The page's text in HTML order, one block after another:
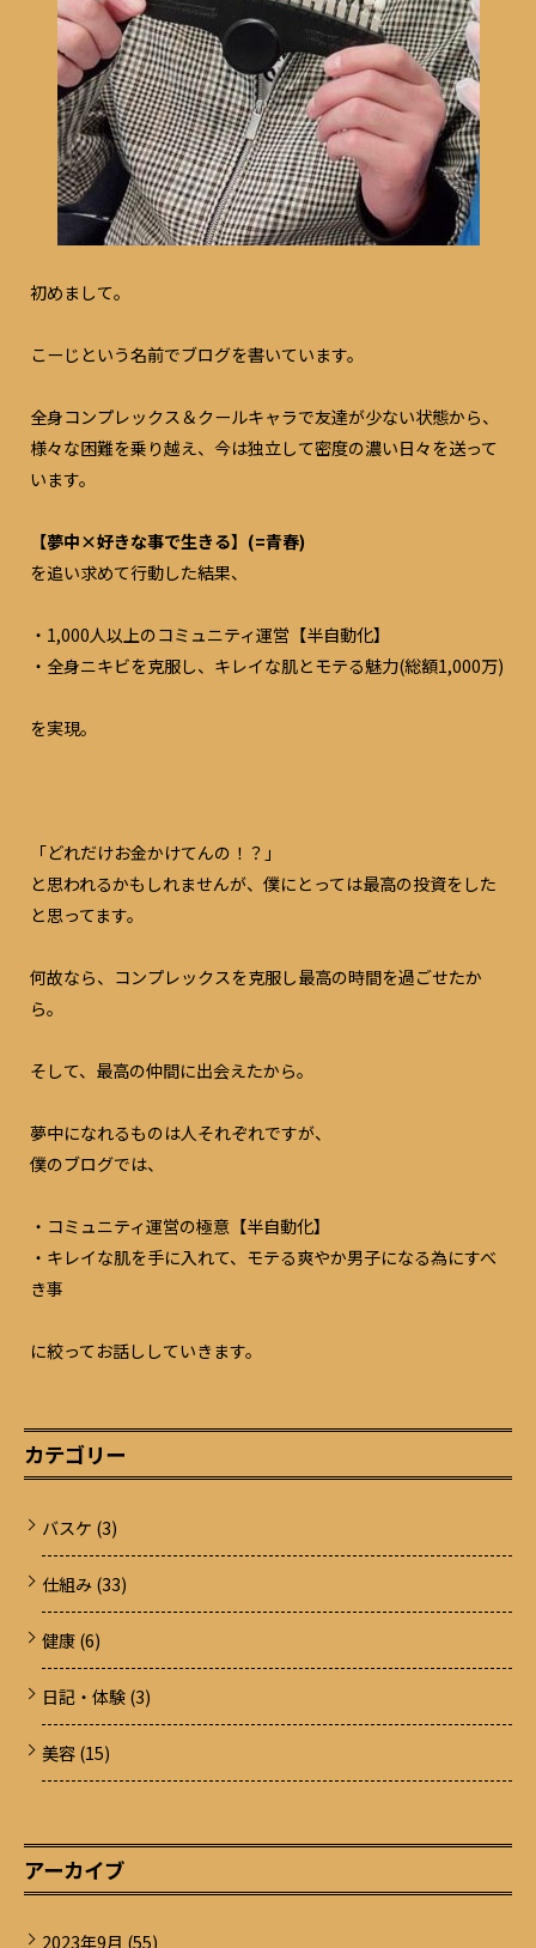
初めまして。
こーじという名前でブログを書いています。
全身コンプレックス＆クールキャラで友達が少ない状態から、
様々な困難を乗り越え、今は独立して密度の濃い日々を送って
います。
【夢中×好きな事で生きる】(=青春)
を追い求めて行動した結果、
・1,000人以上のコミュニティ運営【半自動化】
・全身ニキビを克服し、キレイな肌とモテる魅力(総額1,000万)
を実現。
「どれだけお金かけてんの！？」
と思われるかもしれませんが、僕にとっては最高の投資をした
と思ってます。
何故なら、コンプレックスを克服し最高の時間を過ごせたか
ら。
そして、最高の仲間に出会えたから。
夢中になれるものは人それぞれですが、
僕のブログでは、
・コミュニティ運営の極意【半自動化】
・キレイな肌を手に入れて、モテる爽やか男子になる為にすべ
き事
に絞ってお話ししていきます。
カテゴリー
バスケ (3)
仕組み (33)
健康 (6)
日記・体験 (3)
美容 (15)
アーカイブ
2023年9月 (55)